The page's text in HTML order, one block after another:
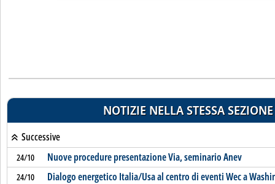
NOTIZIE NELLA STESSA SEZIONE
Successive
24/10 Nuove procedure presentazione Via, seminario Anev
24/10 Dialogo energetico Italia/Usa al centro di eventi Wec a